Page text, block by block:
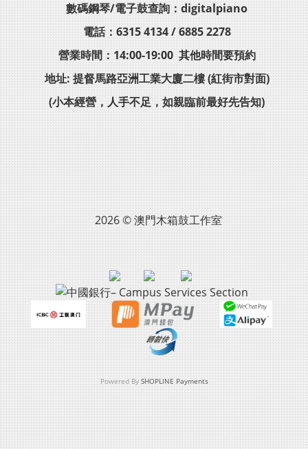
數碼鋼琴/電子鼓查詢：digitalpiano
電話：6315 4134 / 6885 2278
營業時間：14:00-19:00 其他時間要預約
地址: 提督馬路亞洲工業大廈二樓 (紅街市對面)
(小本經營，人手不足，如親臨前最好先告知)
2026 © 澳門木箱鼓工作室
Powered By SHOPLINE Payments